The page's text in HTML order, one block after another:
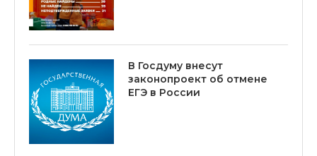
В Госдуму внесут
законопроект об отмене
ЕГЭ в России